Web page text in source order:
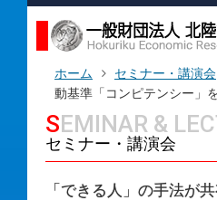
ホーム セミナー・講演会
動基準「コンピテンシー」
SEMINAR &
セミナー・講演会
「できる人」の手法が